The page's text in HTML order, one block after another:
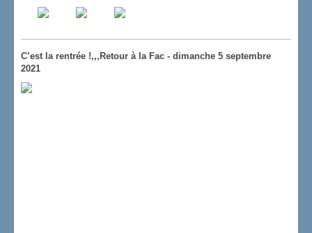
C’est la rentrée !,,,Retour à la Fac - dimanche 5 septembre
2021